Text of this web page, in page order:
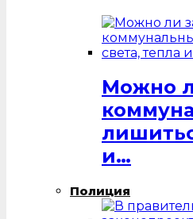
Можно
и…
Полиция